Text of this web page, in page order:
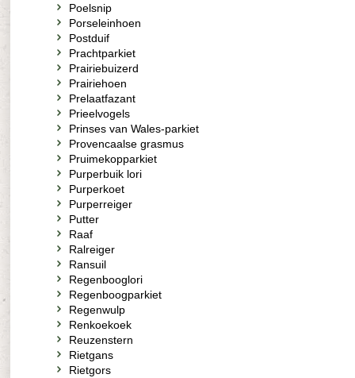
Poelsnip
Porseleinhoen
Postduif
Prachtparkiet
Prairiebuizerd
Prairiehoen
Prelaatfazant
Prieelvogels
Prinses van Wales-parkiet
Provencaalse grasmus
Pruimekopparkiet
Purperbuik lori
Purperkoet
Purperreiger
Putter
Raaf
Ralreiger
Ransuil
Regenbooglori
Regenboogparkiet
Regenwulp
Renkoekoek
Reuzenstern
Rietgans
Rietgors